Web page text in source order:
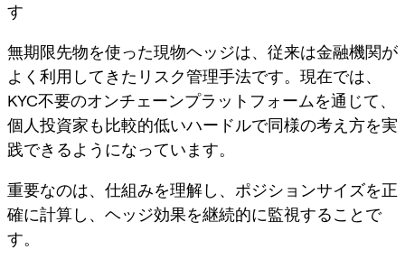
す
無期限先物を使った現物ヘッジは、従来は金融機関が
よく利用してきたリスク管理手法です。現在では、
KYC不要のオンチェーンプラットフォームを通じて、
個人投資家も比較的低いハードルで同様の考え方を実
践できるようになっています。
重要なのは、仕組みを理解し、ポジションサイズを正
確に計算し、ヘッジ効果を継続的に監視することで
す。